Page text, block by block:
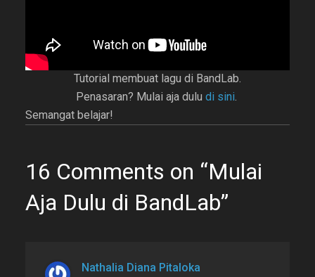
Tutorial membuat lagu di BandLab.
Penasaran? Mulai aja dulu di sini.
Semangat belajar!
16 Comments on “Mulai
Aja Dulu di BandLab”
Nathalia Diana Pitaloka